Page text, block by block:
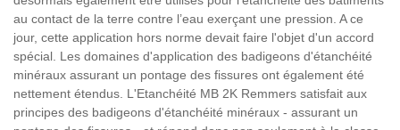
au contact de la terre contre l’eau exerçant une pression. A ce
jour, cette application hors norme devait faire l'objet d'un accord
spécial. Les domaines d'application des badigeons d'étanchéité
minéraux assurant un pontage des fissures ont également été
nettement étendus. L'Etanchéité MB 2K Remmers satisfait aux
principes des badigeons d'étanchéité minéraux - assurant un